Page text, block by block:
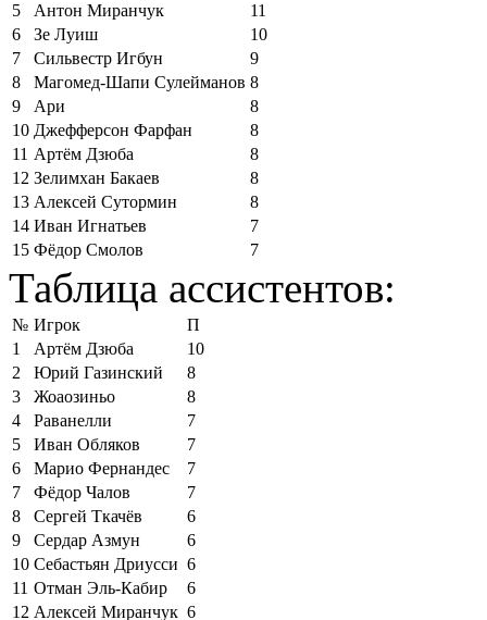
5
Антон Миранчук
11
6
Зе Луиш
10
7
Сильвестр Игбун
9
8
Магомед-Шапи Сулейманов 8
9
Ари
8
10 Джефферсон Фарфан
8
11 Артём Дзюба
8
12 Зелимхан Бакаев
8
13 Алексей Сутормин
8
14 Иван Игнатьев
7
15 Фёдор Смолов 7
Таблица ассистентов:
№ Игрок
П
1
Артём Дзюба
10
2
Юрий Газинский
8
3
Жоаозиньо
8
4
Раванелли
7
5
Иван Обляков
7
6
Марио Фернандес
7
7
Фёдор Чалов
7
8
Сергей Ткачёв
6
9
Сердар Азмун
6
10 Себастьян Дриусси 6
11 Отман Эль-Кабир
6
12 Алексей Миранчук 6